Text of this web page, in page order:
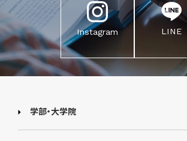
Instagram LINE
学部・大学院